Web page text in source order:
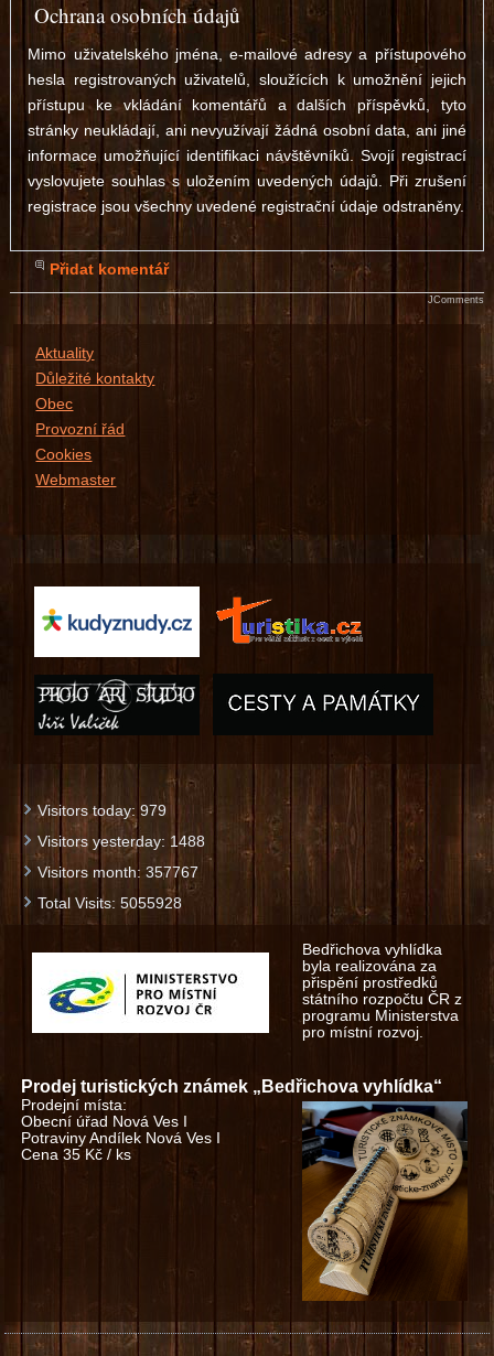
Ochrana osobních údajů
Mimo uživatelského jména, e-mailové adresy a přístupového
hesla registrovaných uživatelů, sloužících k umožnění jejich
přístupu ke vkládání komentářů a dalších příspěvků, tyto
stránky neukládají, ani nevyužívají žádná osobní data, ani jiné
informace umožňující identifikaci návštěvníků. Svojí registrací
vyslovujete souhlas s uložením uvedených údajů. Při zrušení
registrace jsou všechny uvedené registrační údaje odstraněny.
Přidat komentář
JComments
Aktuality
Důležité kontakty
Obec
Provozní řád
Cookies
Webmaster
Visitors today:979
Visitors yesterday: 1488
Visitors month:357767
Total Visits:5055928
Bedřichova vyhlídka
byla realizována za
přispění prostředků
státního rozpočtu ČR z
programu Ministerstva
pro místní rozvoj.
Prodej turistických známek „Bedřichova vyhlídka“
Prodejní místa:
Obecní úřad Nová Ves I
Potraviny Andílek Nová Ves I
Cena 35 Kč / ks